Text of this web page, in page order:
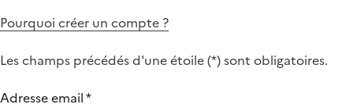
Pourquoi créer un compte ?
Les champs précédés d'une étoile (*) sont obligatoires.
Adresse email*